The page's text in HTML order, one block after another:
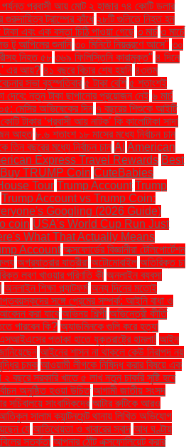
প্রবাসী আয় মোট ২ হাজার ৭৪ কোটি ডলার
ট্রাম্পের কাঁধে ২৮টি গুলিতে নিহত হন
এবং এক বস্তা চিঠি পাওয়া গেছে ৩ মার্চ ৩ মার্চে
টু আপিলের শুনানি ৩০ মিনিটে নিয়ন্ত্রণে আসে" ৩০
নিহত ৫৮ ৩৬৯ ফিলিস্তিনি কারামুক্ত" ৪ দিনে
২' এর আয়? ৪১ বছরে বিচার শেষ হয়নি ৪৩তম
সভা বৃহস্পতিবার ৫ টাকা বেশি ৫ শতাংশই
দেবে: নতুন টাকা ছাপানোর প্রয়োজন নেই ৬ মার্চ
মেসির অভিষেকের দিন ৭ বছরের শিশুকে আইটি
টাকার ‘প্রবাসী আয় নাটক’ কি কালোটাকা সাদা
আহত ৮.৬ শতাংশ ১৮ মাসের মধ্যে নির্বাচন চান
বছরের মধ্যে নির্বাচন চান AI American
Express Travel Rewards Best
Buy TRUMP Coin CuteBabies
Tour Trump Account Trump
Trump Account vs Trump Coin:
Googling (2026 Guide)
coin USA's World Cup Run Just
What That Actually Means
Account অক্সফোর্ডের বিজ্ঞানীরা টেলিপোর্টেশন
অগ্রযাত্রার যাত্রীরা অটোমোবাইল অতিরিক্ত চা
লবণ খাওয়ার পরিণতি কী অনলাইন ব্যবসা
অনলাইন শিক্ষা প্ল্যাটফর্ম অন্য দিনের মতোই
সঙ্গে প্রেমের সম্পর্ক: আইনি বাধা ও
করা যাবে অভিনয় শিল্পী অভিনেত্রী কীর্তি
পারবেন কি? অ্যাডমিনকে গুলি করে হত্যা
পতাকা হাতে যুক্তরাষ্ট্রে হামলা! আইন
আইনের শাসন না থাকলে কেউ নিরাপদ নয়
চমক আওয়ামী লীগকে নিষিদ্ধ করার বিষয়ে এক
বছরে সরকারি খাতে ৫ লাখ নতুন চাকরি সৃষ্টি হবে
অনুষ্ঠিত হওয়া উচিত আগামী জাতীয় সংসদ
সচিবালয়ে সাংবাদিকদের আটার রুটিকে আরও
সালাম ক্যান্টনমেন্ট থানায় লিখিত অভিযোগ
যে আতিথেয়তা ও খাবারের স্বাদ আধ ঘণ্টায়
সতর্কতা আপনার ঠোঁট এক্সফোলিয়েট করার